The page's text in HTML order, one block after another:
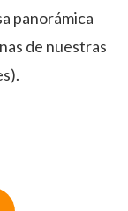
panorámica
de nuestras